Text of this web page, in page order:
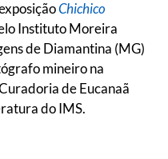
Chichico
Instituto Moreira
de Diamantina (MG)
mineiro na
de Eucanaã
do IMS.